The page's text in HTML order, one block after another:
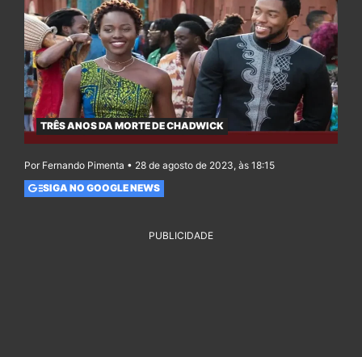
TRÊS ANOS DA MORTE DE CHADWICK
Por Fernando Pimenta • 28 de agosto de 2023, às 18:15
SIGA NO GOOGLE NEWS
PUBLICIDADE